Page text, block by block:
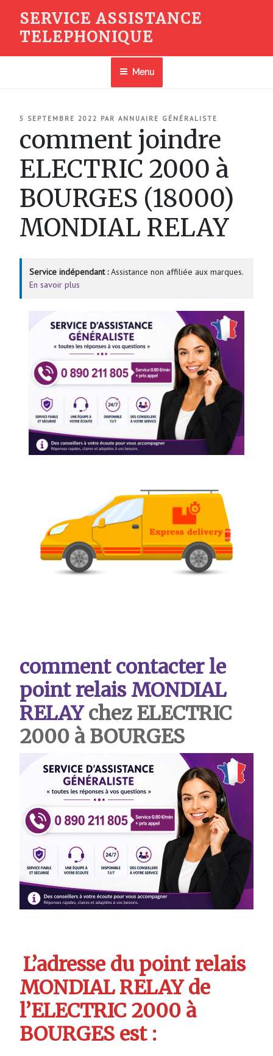
contenu
SERVICE ASSISTANCE
TELEPHONIQUE
Menu
PUBLIÉ
5 SEPTEMBRE 2022 PAR ANNUAIRE GÉNÉRALISTE
comment joindre
ELECTRIC 2000 à
BOURGES (18000)
MONDIAL RELAY
Service indépendant :Assistance non affiliée aux marques.
En savoir plus
comment contacter le
point relais MONDIAL
RELAYchez ELECTRIC
2000 à BOURGES
L’adresse du point relais
MONDIAL RELAY de
l’ELECTRIC 2000 à
BOURGES est :